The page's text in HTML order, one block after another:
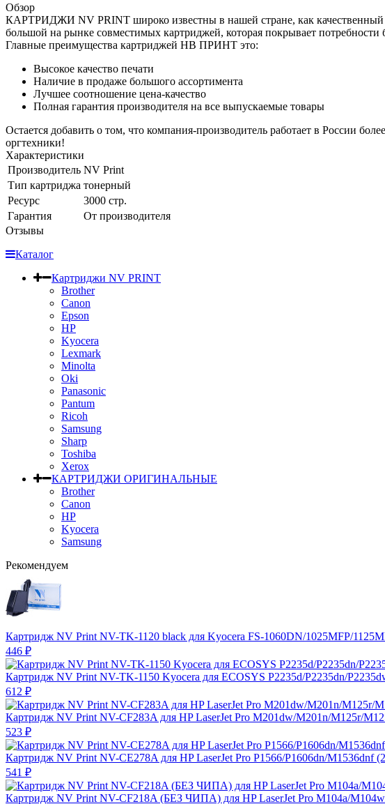
Обзор
КАРТРИДЖИ NV PRINT широко известны в нашей стране, как качественный
большой на рынке совместимых картриджей, которая покрывает
Главные преимущества картриджей НВ ПРИНТ это:
Высокое качество печати
Наличие в продаже большого ассортимента
Лучшее соотношение цена-качество
Полная гарантия производителя на все выпускаемые товары
Остается добавить о том, что компания-производитель работает в России
оргтехники!
Характеристики
Производитель NV Print
Тип картриджа тонерный
Ресурс
3000 стр.
Гарантия
От производителя
Отзывы
Каталог
Картриджи NV PRINT
Brother
Canon
Epson
HP
Kyocera
Lexmark
Minolta
Oki
Panasonic
Pantum
Ricoh
Samsung
Sharp
Toshiba
Xerox
КАРТРИДЖИ ОРИГИНАЛЬНЫЕ
Brother
Canon
HP
Kyocera
Samsung
Рекомендуем
Картридж NV Print NV-TK-1120 black для Kyocera FS-1060DN/1025MFP/
446 ₽
Картридж NV Print NV-TK-1150 Kyocera для ECOSYS P2235d/P2235dn/
612 ₽
Картридж NV Print NV-CF283A для HP LaserJet Pro M201dw/M201n/M125r/
523 ₽
Картридж NV Print NV-CE278A для HP LaserJet Pro P1566/P1606dn/M1536dnf
541 ₽
Картридж NV Print NV-CF218A (БЕЗ ЧИПА) для HP LaserJet Pro M104a/